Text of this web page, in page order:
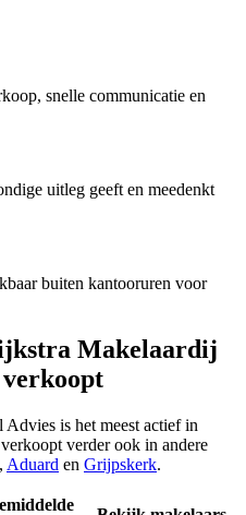
snelle communicatie en
uitleg geeft en meedenkt
buiten kantooruren voor
Makelaardij
is het meest actief in
verder ook in andere
, Aduard en Grijpskerk.